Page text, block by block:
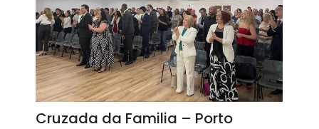
Cruzada da Familia – Porto